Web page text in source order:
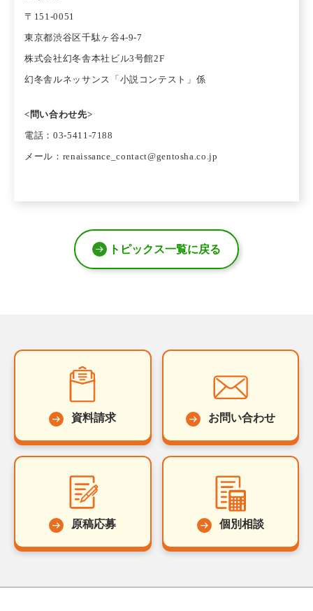
〒151-0051
東京都渋谷区千駄ヶ谷4-9-7
株式会社幻冬舎本社ビル3号館2F
幻冬舎ルネッサンス「小説コンテスト」係
<問い合わせ先>
電話：03-5411-7188
メール：renaissance_contact@gentosha.co.jp
トピックス一覧に戻る
資料請求 お問い合わせ
原稿応募 個別相談